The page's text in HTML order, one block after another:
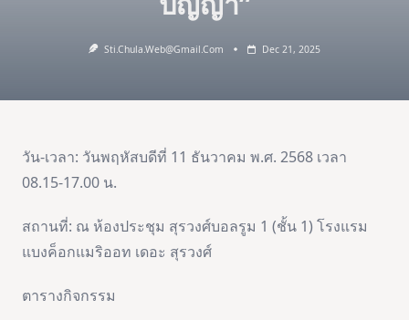
Sti.chula.web@gmail.com Dec 21, 2025
วัน-เวลา: วันพฤหัสบดีที่ 11 ธันวาคม พ.ศ. 2568 เวลา
08.15-17.00 น.
สถานที่: ณ ห้องประชุม สุรวงศ์บอลรูม 1 (ชั้น 1) โรงแรม
แบงค็อกแมริออท เดอะ สุรวงศ์
ตารางกิจกรรม